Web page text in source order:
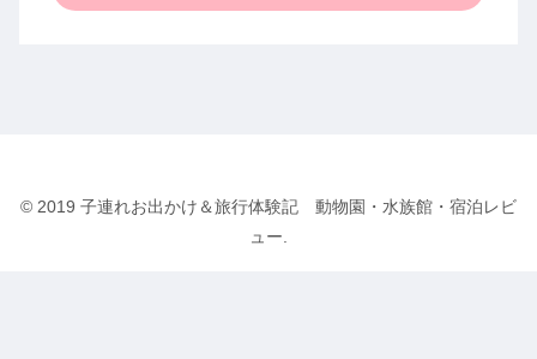
© 2019 子連れお出かけ＆旅行体験記 動物園・水族館・宿泊レビ
ュー.